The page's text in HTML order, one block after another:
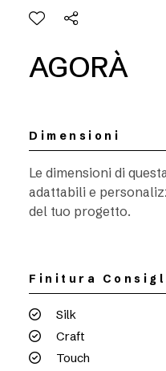
AGORÀ
Dimensioni
Le dimensioni di
adattabili e
del tuo progetto.
Finitura
Silk
Craft
Touch